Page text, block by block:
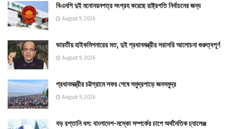
বিএনপি দুই মনোনয়নপত্র সংগ্রহ করেছে রাষ্ট্রপতি নির্বাচনের জন্য
August 9, 2026
ভারতীয় হাইকমিশনারের মত, দুই প্রধানমন্ত্রীর সরাসরি আলোচনা গুরুত্বপূর্ণ
August 9, 2026
প্রধানমন্ত্রীর চট্টগ্রামে সফর শেষে সমুদ্রপাড়ে জনসমুদ্র
August 9, 2026
বড় রপ্তানি ধস: বাংলাদেশ-মস্কো সম্পর্কের চাপে অর্থনৈতিক চ্যালেঞ্জ